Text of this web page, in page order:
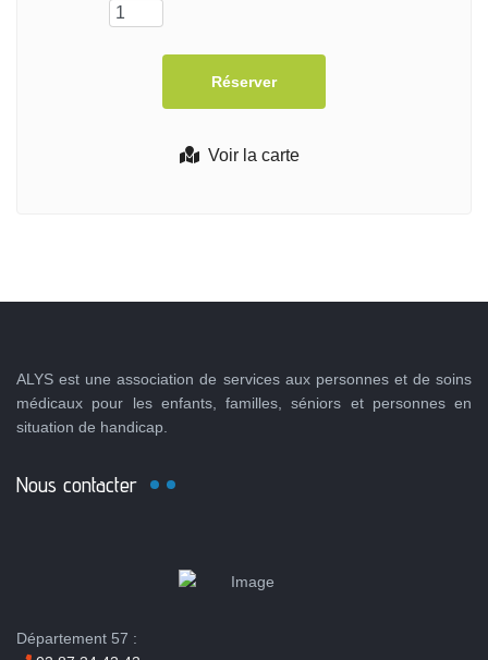
Voir la carte
ALYS est une association de services aux personnes et de soins
médicaux pour les enfants, familles, séniors et personnes en
situation de handicap.
Nous contacter
Département 57 :